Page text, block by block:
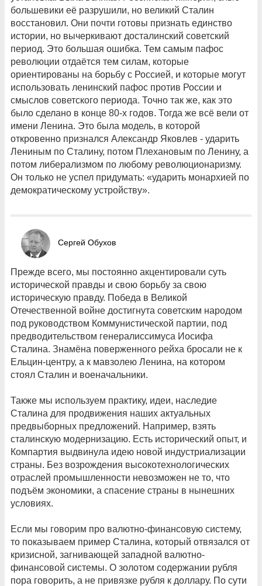
большевики её разрушили, но великий Сталин
восстановил. Они почти готовы признать единство
истории, но вычеркивают досталинский советский
период. Это большая ошибка. Тем самым пафос
революции отдаётся тем силам, которые
ориентированы на борьбу с Россией, и которые могут
использовать ленинский пафос против России и
смыслов советского периода. Точно так же, как это
было сделано в конце 80-х годов. Тогда же всё вели от
имени Ленина. Это была модель, в которой
откровенно признался Александр Яковлев - ударить
Лениным по Сталину, потом Плехановым по Ленину, а
потом либерализмом по любому революционаризму.
Он только не успел придумать: «ударить монархией по
демократическому устройству».
Сергей Обухов
Прежде всего, мы постоянно акцентировали суть
исторической правды и свою борьбу за свою
историческую правду. Победа в Великой
Отечественной войне достигнута советским народом
под руководством Коммунистической партии, под
предводительством генералиссимуса Иосифа
Сталина. Знамёна поверженного рейха бросали не к
Ельцин-центру, а к мавзолею Ленина, на котором
стоял Сталин и военачальники.
Также мы используем практику, идеи, наследие
Сталина для продвижения наших актуальных
предвыборных предложений. Например, взять
сталинскую модернизацию. Есть исторический опыт, и
Компартия выдвинула идею новой индустриализации
страны. Без возрождения высокотехнологических
отраслей промышленности невозможен не то, что
подъём экономики, а спасение страны в нынешних
условиях.
Если мы говорим про валютно-финансовую систему,
то показываем пример Сталина, который отвязался от
кризисной, загнивающей западной валютно-
финансовой системы. О золотом содержании рубля
пора говорить, а не привязке рубля к доллару. По сути